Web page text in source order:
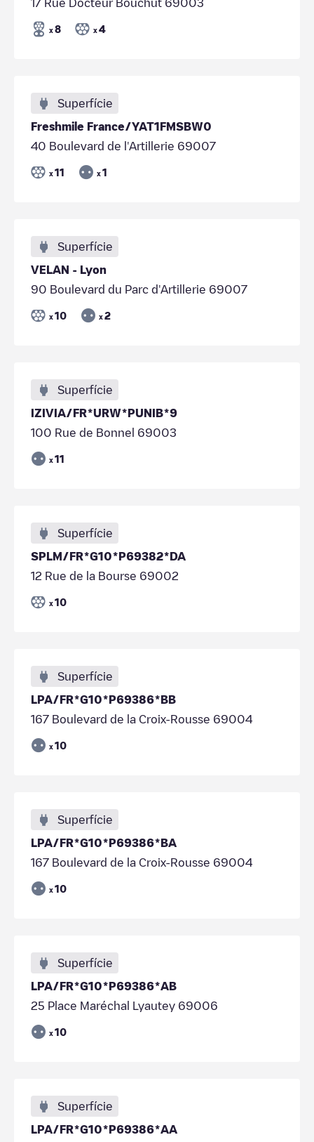
17 Rue Docteur Bouchut 69003
x 8 x 4
Superfície
Freshmile France/YAT1FMSBW0
40 Boulevard de l'Artillerie 69007
x 11 x 1
Superfície
VELAN - Lyon
90 Boulevard du Parc d'Artillerie 69007
x 10 x 2
Superfície
IZIVIA/FR*URW*PUNIB*9
100 Rue de Bonnel 69003
x 11
Superfície
SPLM/FR*G10*P69382*DA
12 Rue de la Bourse 69002
x 10
Superfície
LPA/FR*G10*P69386*BB
167 Boulevard de la Croix-Rousse 69004
x 10
Superfície
LPA/FR*G10*P69386*BA
167 Boulevard de la Croix-Rousse 69004
x 10
Superfície
LPA/FR*G10*P69386*AB
25 Place Maréchal Lyautey 69006
x 10
Superfície
LPA/FR*G10*P69386*AA